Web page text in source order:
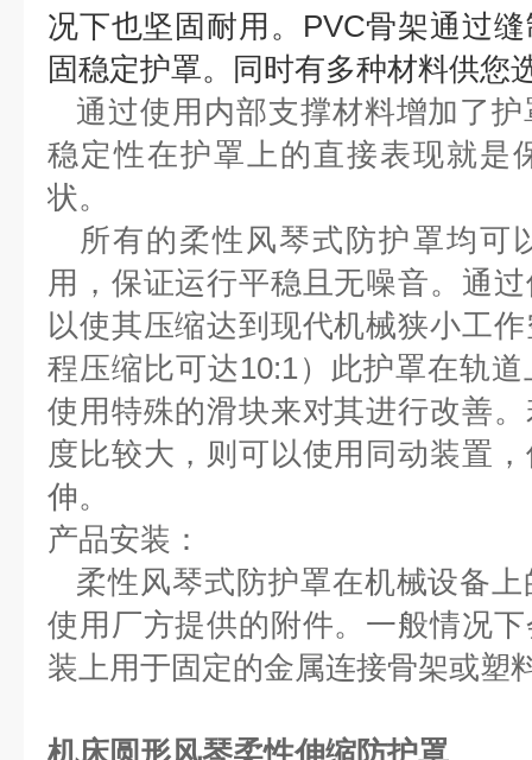
况下也坚固耐用。PVC骨架通过
固稳定护罩。同时有多种材料供您
通过使用内部支撑材料增加了
稳定性在护罩上的直接表现就是
状。
所有的柔性风琴式防护罩均可
用，保证运行平稳且无噪音。通
以使其压缩达到现代机械狭小工
程压缩比可达10:1） 此护罩在轨
使用特殊的滑块来对其进行改善
度比较大，则可以使用同动装置
伸。
产品安装：
柔性风琴式防护罩在机械设备
使用厂方提供的附件。一般情况
装上用于固定的金属连接骨架或塑
机床圆形风琴柔性伸缩防护罩